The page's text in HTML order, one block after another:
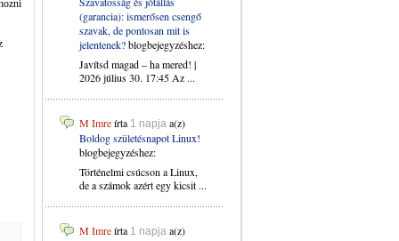
(garancia): ismerősen csengő
szavak, de pontosan mit is
jelentenek?blogbejegyzéshez:
Javítsd magad – ha mered! |
2026 július 30. 17:45 Az ...
M Imreírta 1 napja a(z)
Boldog születésnapot Linux!
blogbejegyzéshez:
Történelmi csúcson a Linux,
de a számok azért egy kicsit ...
M Imreírta 1 napja a(z)